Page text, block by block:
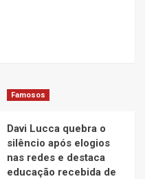
Famosos
Davi Lucca quebra o
silêncio após elogios
nas redes e destaca
educação recebida de